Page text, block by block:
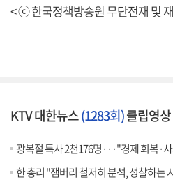
< ⓒ 한국정책방송원 무단전재 및
KTV 대한뉴스(1283회)클립영상
광복절 특사 2천176명···"경제 회복·
한 총리 "잼버리 철저히 분석, 성찰하는 시간